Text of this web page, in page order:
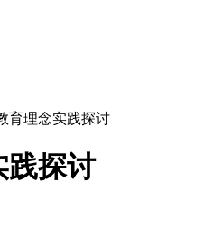
育理念实践探讨
践探讨